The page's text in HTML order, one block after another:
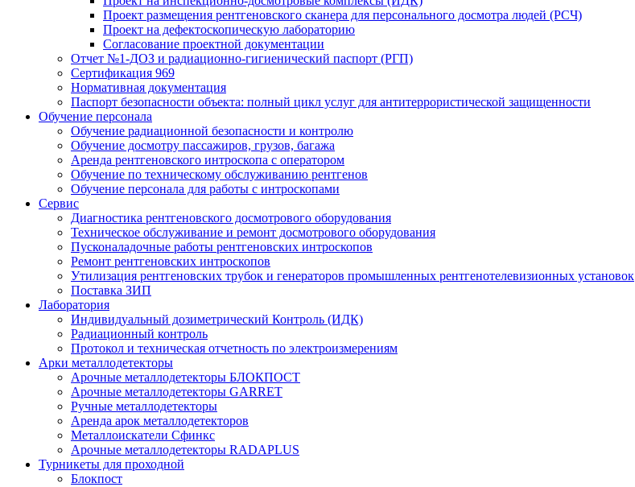
Проект размещения рентгеновского сканера для персонального досмотра людей (РСЧ)
Проект на дефектоскопическую лабораторию
Согласование проектной документации
Отчет №1-ДОЗ и радиационно-гигиенический паспорт (РГП)
Сертификация 969
Нормативная документация
Паспорт безопасности объекта: полный цикл услуг для антитеррористической защищенности
Обучение персонала
Обучение радиационной безопасности и контролю
Обучение досмотру пассажиров, грузов, багажа
Аренда рентгеновского интроскопа с оператором
Обучение по техническому обслуживанию рентгенов
Обучение персонала для работы с интроскопами
Сервис
Диагностика рентгеновского досмотрового оборудования
Техническое обслуживание и ремонт досмотрового оборудования
Пусконаладочные работы рентгеновских интроскопов
Ремонт рентгеновских интроскопов
Утилизация рентгеновских трубок и генераторов промышленных рентгенотелевизионных установок
Поставка ЗИП
Лаборатория
Индивидуальный дозиметрический Контроль (ИДК)
Радиационный контроль
Протокол и техническая отчетность по электроизмерениям
Арки металлодетекторы
Арочные металлодетекторы БЛОКПОСТ
Арочные металлодетекторы GARRET
Ручные металлодетекторы
Аренда арок металлодетекторов
Металлоискатели Сфинкс
Арочные металлодетекторы RADAPLUS
Турникеты для проходной
Блокпост